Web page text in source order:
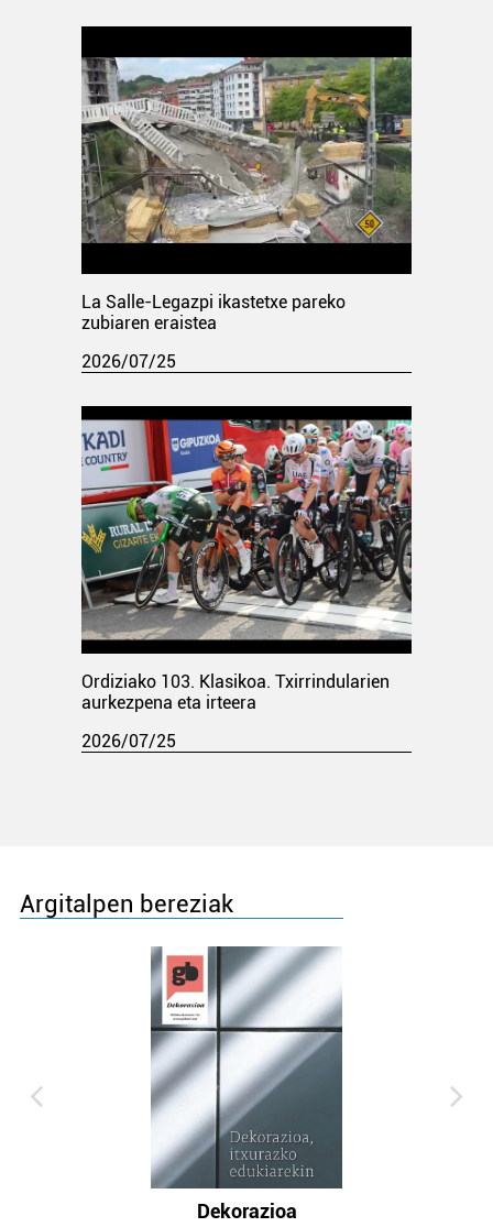
La Salle-Legazpi ikastetxe pareko
zubiaren eraistea
2026/07/25
Ordiziako 103. Klasikoa. Txirrindularien
aurkezpena eta irteera
2026/07/25
Argitalpen bereziak
Dekorazioa